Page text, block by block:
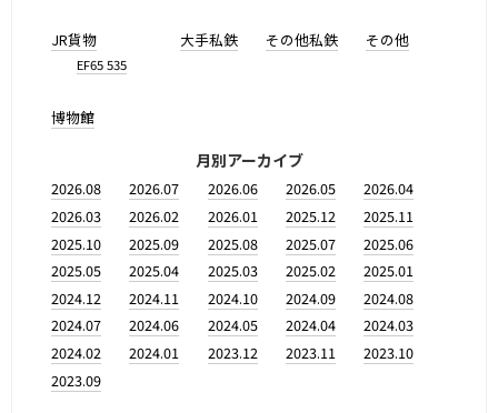
JR貨物
EF65 535
大手私鉄 その他私鉄 その他
博物館
月別アーカイブ
2026.08 2026.07 2026.06 2026.05
2026.04
2026.03
2026.02 2026.01 2025.12
2025.11
2025.10
2025.09 2025.08 2025.07
2025.06
2025.05
2025.04 2025.03 2025.02
2025.01
2024.12
2024.11 2024.10 2024.09
2024.08
2024.07
2024.06 2024.05 2024.04
2024.03
2024.02
2024.01 2023.12 2023.11
2023.10
2023.09